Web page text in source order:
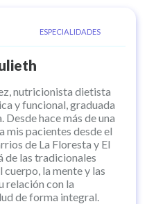
ESPECIALIDADES
nutricionista dietista
y funcional, graduada
hace más de una
mis pacientes desde el
de La Floresta y El
de las tradicionales
la mente y las
relación con la
de forma integral.